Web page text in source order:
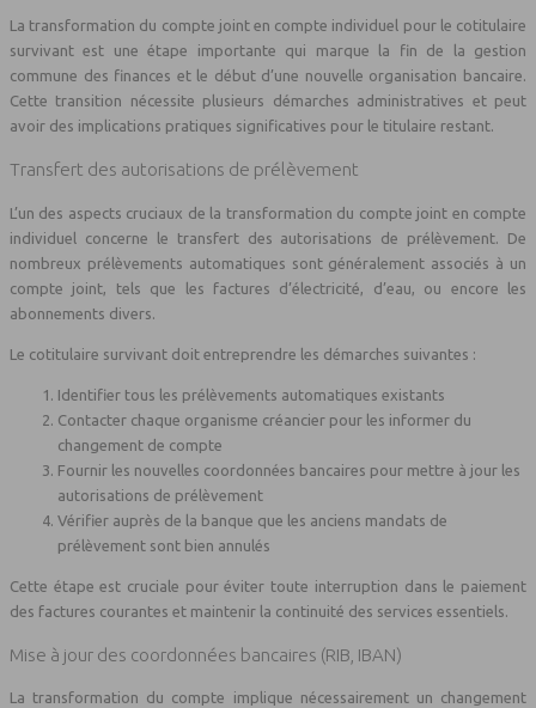
La transformation du compte joint en compte individuel pour le cotitulaire
survivant est une étape importante qui marque la fin de la gestion
commune des finances et le début d’une nouvelle organisation bancaire.
Cette transition nécessite plusieurs démarches administratives et peut
avoir des implications pratiques significatives pour le titulaire restant.
Transfert des autorisations de prélèvement
L’un des aspects cruciaux de la transformation du compte joint en compte
individuel concerne le transfert des autorisations de prélèvement. De
nombreux prélèvements automatiques sont généralement associés à un
compte joint, tels que les factures d’électricité, d’eau, ou encore les
abonnements divers.
Le cotitulaire survivant doit entreprendre les démarches suivantes :
Identifier tous les prélèvements automatiques existants
Contacter chaque organisme créancier pour les informer du
changement de compte
Fournir les nouvelles coordonnées bancaires pour mettre à jour les
autorisations de prélèvement
Vérifier auprès de la banque que les anciens mandats de
prélèvement sont bien annulés
Cette étape est cruciale pour éviter toute interruption dans le paiement
des factures courantes et maintenir la continuité des services essentiels.
Mise à jour des coordonnées bancaires (RIB, IBAN)
La transformation du compte implique nécessairement un changement